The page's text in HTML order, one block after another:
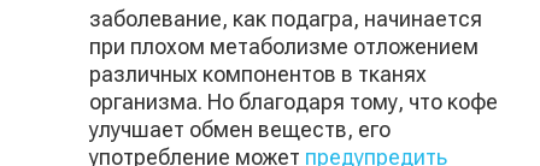
заболевание, как подагра, начинается
при плохом метаболизме отложением
различных компонентов в тканях
организма. Но благодаря тому, что кофе
улучшает обмен веществ, его
употребление может предупредить